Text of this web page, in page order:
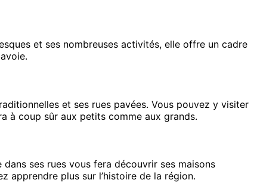
et ses nombreuses activités, elle offre un cadre
et ses rues pavées. Vous pouvez y visiter
à coup sûr aux petits comme aux grands.
ses rues vous fera découvrir ses maisons
apprendre plus sur l’histoire de la région.